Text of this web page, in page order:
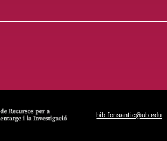
bib.fonsantic@ub.edu